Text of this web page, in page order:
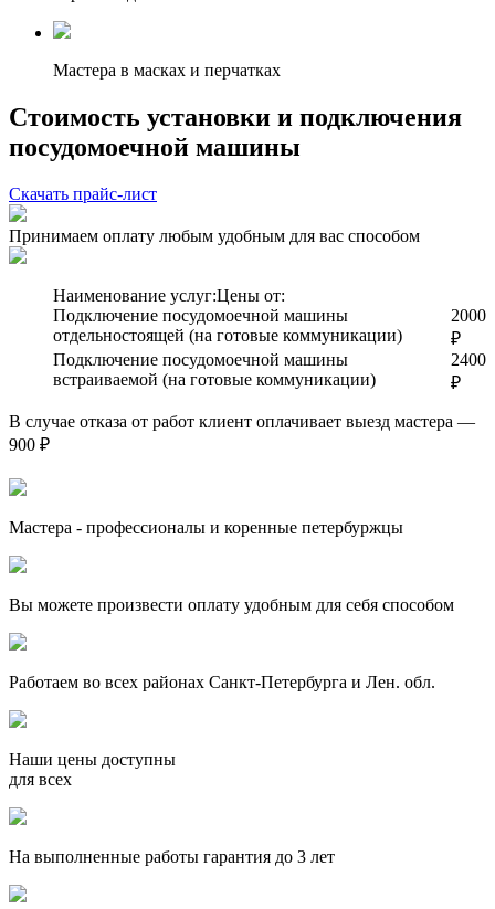
Мастера в масках и перчатках
Стоимость установки и подключения
посудомоечной машины
Скачать прайс-лист
Принимаем оплату любым удобным для вас способом
Наименование услуг:Цены от:
Подключение посудомоечной машины
отдельностоящей (на готовые коммуникации)
2000
₽
Подключение посудомоечной машины
встраиваемой (на готовые коммуникации)
2400
₽
В случае отказа от работ клиент оплачивает выезд мастера —
900 ₽
Мастера - профессионалы и коренные петербуржцы
Вы можете произвести оплату удобным для себя способом
Работаем во всех районах Санкт-Петербурга и Лен. обл.
Наши цены доступны
для всех
На выполненные работы гарантия до 3 лет